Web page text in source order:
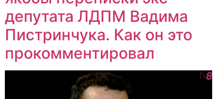
депутата ЛДПМ Вадима
Пистринчука. Как он это
прокомментировал